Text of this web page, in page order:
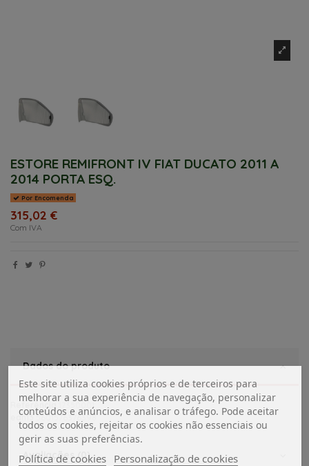
ESTORE REMIFRONT IV FIAT DUCATO 2011 A
2014 PORTA ESQ.
Por Encomenda
315,02 €
Com IVA
Dados do produto
Referência 17350001
ean13 5601576376398
Avaliações (0)
Este site utiliza cookies próprios e de terceiros para
melhorar a sua experiência de navegação, personalizar
conteúdos e anúncios, e analisar o tráfego. Pode aceitar
todos os cookies, rejeitar os cookies não essenciais ou
gerir as suas preferências.
Política de cookies Personalização de cookies